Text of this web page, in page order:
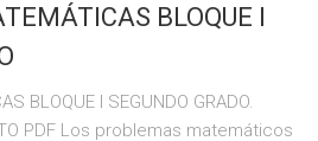
BLOQUE I
BLOQUE I SEGUNDO GRADO.
PDF Los problemas matemáticos